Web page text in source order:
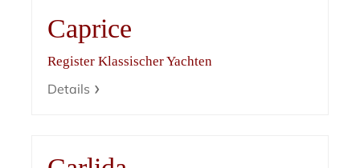
Caprice
Register Klassischer Yachten
Details